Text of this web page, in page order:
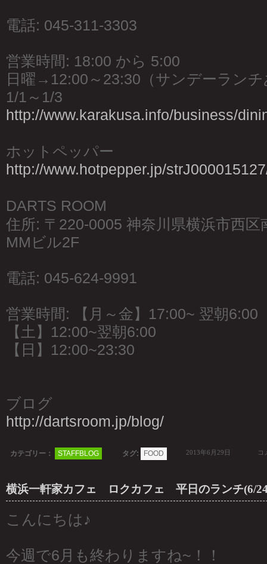
電話: 045-311-3303
営業時間: 18:00 から 5:00
日曜→12:00～23:30（サンデーラン
1/1～1/3
http://www.karakusa.info/business/
ホットペッパー
http://www.hotpepper.jp/
DARTS ROOM
住所: 〒220-0005 神奈川県横浜市西区
MMビル2F
電話: 045-624-9991
営業時間: 【月～金】17:00~ 翌朝6:00
【土】12:00~翌朝6:00
【日】12:00~23:30
ブログ
http://dartsroom.jp/blog/
カテゴリー： STAFFBLOG タグ: FOOD 2013年6月29日 コ
横浜一軒家カフェ ロクカフェ 平日のランチ(6/
こんにちは♪
今週で6月も終わりますね~！！